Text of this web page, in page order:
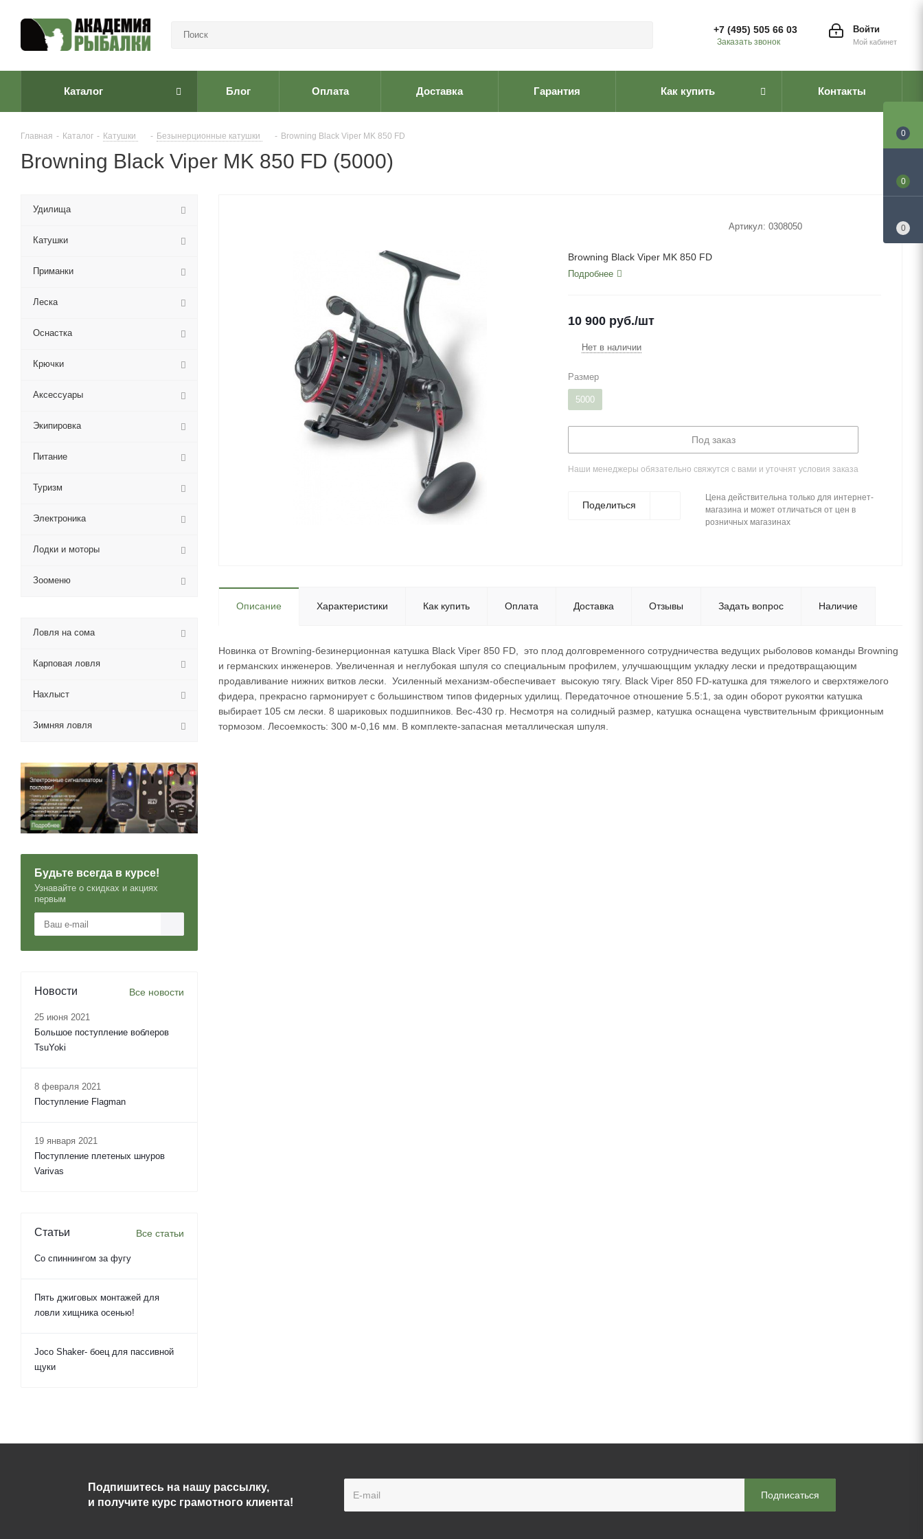
Войти
Мой кабинет
+7 (495) 505 66 03
Заказать звонок
Каталог Блог Оплата Доставка Гарантия Как купить Контакты
Главная - Каталог - Катушки - Безынерционные катушки - Browning Black Viper MK 850 FD
Browning Black Viper MK 850 FD (5000)
Артикул: 0308050
Browning Black Viper MK 850 FD
Подробнее
10 900 руб./шт
Нет в наличии
Размер
5000
Под заказ
Наши менеджеры обязательно свяжутся с вами и уточнят условия заказа
Поделиться
Цена действительна только для интернет-
магазина и может отличаться от цен в
розничных магазинах
Описание Характеристики Как купить Оплата Доставка Отзывы Задать вопрос Наличие
Новинка от Browning-безинерционная катушка Black Viper 850 FD, это плод долговременного сотрудничества ведущих рыболовов команды Browning
и германских инженеров. Увеличенная и неглубокая шпуля со специальным профилем, улучшающщим укладку лески и предотвращающим
продавливание нижних витков лески. Усиленный механизм-обеспечивает высокую тягу. Black Viper 850 FD-катушка для тяжелого и сверхтяжелого
фидера, прекрасно гармонирует с большинством типов фидерных удилищ. Передаточное отношение 5.5:1, за один оборот рукоятки катушка
выбирает 105 см лески. 8 шариковых подшипников. Вес-430 гр. Несмотря на солидный размер, катушка оснащена чувствительным фрикционным
тормозом. Лесоемкость: 300 м-0,16 мм. В комплекте-запасная металлическая шпуля.
Удилища
Катушки
Приманки
Леска
Оснастка
Крючки
Аксессуары
Экипировка
Питание
Туризм
Электроника
Лодки и моторы
Зооменю
Ловля на сома
Карповая ловля
Нахлыст
Зимняя ловля
Будьте всегда в курсе!
Узнавайте о скидках и акциях
первым
Новости Все новости
25 июня 2021
Большое поступление воблеров
TsuYoki
8 февраля 2021
Поступление Flagman
19 января 2021
Поступление плетеных шнуров
Varivas
Статьи Все статьи
Со спиннингом за фугу
Пять джиговых монтажей для
ловли хищника осенью!
Joco Shaker- боец для пассивной
щуки
Подпишитесь на нашу рассылку,
и получите курс грамотного клиента!
0
0
0